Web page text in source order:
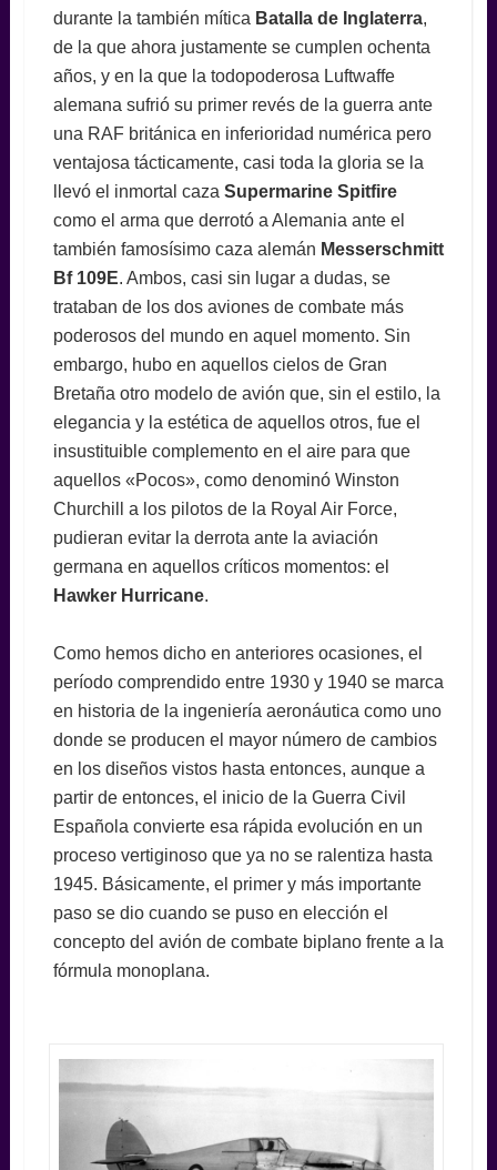
durante la también mítica Batalla de Inglaterra,
de la que ahora justamente se cumplen ochenta
años, y en la que la todopoderosa Luftwaffe
alemana sufrió su primer revés de la guerra ante
una RAF británica en inferioridad numérica pero
ventajosa tácticamente, casi toda la gloria se la
llevó el inmortal caza Supermarine Spitfire
como el arma que derrotó a Alemania ante el
también famosísimo caza alemán Messerschmitt
Bf 109E. Ambos, casi sin lugar a dudas, se
trataban de los dos aviones de combate más
poderosos del mundo en aquel momento. Sin
embargo, hubo en aquellos cielos de Gran
Bretaña otro modelo de avión que, sin el estilo, la
elegancia y la estética de aquellos otros, fue el
insustituible complemento en el aire para que
aquellos «Pocos», como denominó Winston
Churchill a los pilotos de la Royal Air Force,
pudieran evitar la derrota ante la aviación
germana en aquellos críticos momentos: el
Hawker Hurricane.
Como hemos dicho en anteriores ocasiones, el
período comprendido entre 1930 y 1940 se marca
en historia de la ingeniería aeronáutica como uno
donde se producen el mayor número de cambios
en los diseños vistos hasta entonces, aunque a
partir de entonces, el inicio de la Guerra Civil
Española convierte esa rápida evolución en un
proceso vertiginoso que ya no se ralentiza hasta
1945. Básicamente, el primer y más importante
paso se dio cuando se puso en elección el
concepto del avión de combate biplano frente a la
fórmula monoplana.